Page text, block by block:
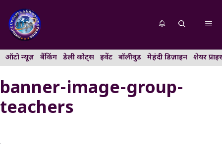
content
ऑटो न्यूज़ बैंकिंग डेली कोट्स इवेंट बॉलीवुड मेहंदी डिज़ाइन शेयर
banner-image-group-
teachers